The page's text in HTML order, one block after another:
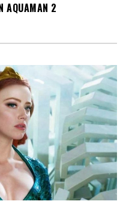
AQUAMAN 2